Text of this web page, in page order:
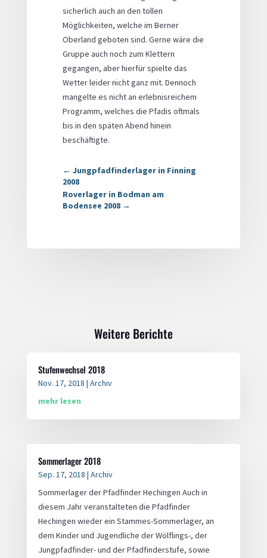
sicherlich auch an den tollen
Möglichkeiten, welche im Berner
Oberland geboten sind. Gerne wäre die
Gruppe auch noch zum Klettern
gegangen, aber hierfür spielte das
Wetter leider nicht ganz mit. Dennoch
mangelte es nicht an erlebnisreichem
Programm, welches die Pfadis oftmals
bis in den späten Abend hinein
beschäftigte.
← Jungpfadfinderlager in Finning
2008
Roverlager in Bodman am
Bodensee 2008→
Weitere Berichte
Stufenwechsel 2018
Nov. 17, 2018 | Archiv
mehr lesen
Sommerlager 2018
Sep. 17, 2018 | Archiv
Sommerlager der Pfadfinder Hechingen Auch in
diesem Jahr veranstalteten die Pfadfinder
Hechingen wieder ein Stammes-Sommerlager, an
dem Kinder und Jugendliche der Wölflings-, der
Jungpfadfinder- und der Pfadfinderstufe, sowie